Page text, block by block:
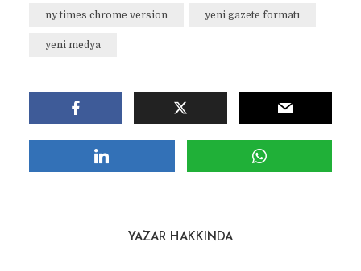
ny times chrome version yeni gazete formatı
yeni medya
YAZAR HAKKINDA